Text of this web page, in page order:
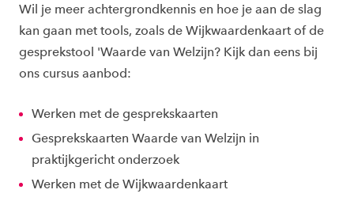
Wil je meer achtergrondkennis en hoe je aan de slag
kan gaan met tools, zoals de Wijkwaardenkaart of de
gesprekstool 'Waarde van Welzijn? Kijk dan eens bij
ons cursus aanbod:
Werken met de gesprekskaarten
Gesprekskaarten Waarde van Welzijn in
praktijkgericht onderzoek
Werken met de Wijkwaardenkaart